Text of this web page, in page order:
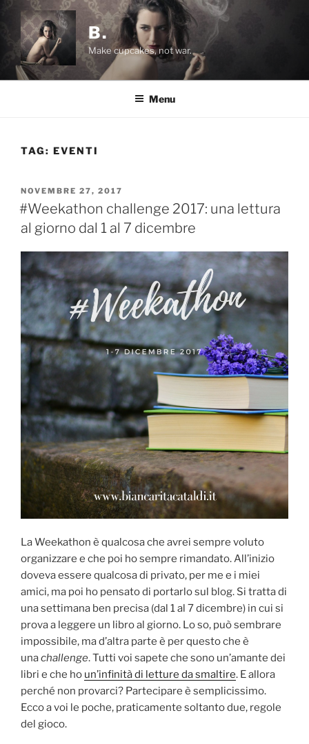
Salta
contenuto
B.
Make cupcakes, not war.
Menu
TAG: EVENTI
PUBBLICATO
IL
NOVEMBRE 27, 2017
#Weekathon challenge 2017: una lettura
al giorno dal 1 al 7 dicembre
La Weekathon è qualcosa che avrei sempre voluto
organizzare e che poi ho sempre rimandato. All’inizio
doveva essere qualcosa di privato, per me e i miei
amici, ma poi ho pensato di portarlo sul blog. Si tratta di
una settimana ben precisa (dal 1 al 7 dicembre) in cui si
prova a leggere un libro al giorno. Lo so, può sembrare
impossibile, ma d’altra parte è per questo che è
unachallenge. Tutti voi sapete che sono un’amante dei
libri e che ho un’infinità di letture da smaltire. E allora
perché non provarci? Partecipare è semplicissimo.
Ecco a voi le poche, praticamente soltanto due, regole
del gioco.